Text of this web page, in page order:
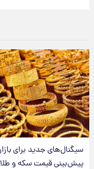
سیگنال‌های جدید برای
پیش‌بینی قیمت سکه و طلا